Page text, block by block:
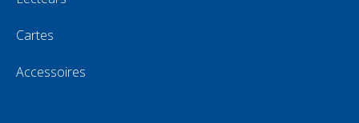
Cartes
Accessoires